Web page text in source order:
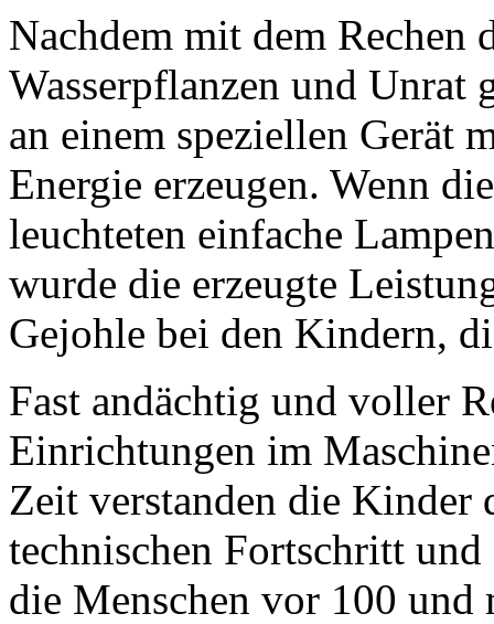
Nachdem mit dem Rechen
Wasserpflanzen und Unrat
an einem speziellen Gerät
Energie erzeugen. Wenn
leuchteten einfache
wurde die erzeugte
Gejohle bei den Kindern,
Fast andächtig und voller
Einrichtungen im
Zeit verstanden die Kinder
technischen Fortschritt
die Menschen vor 100 und